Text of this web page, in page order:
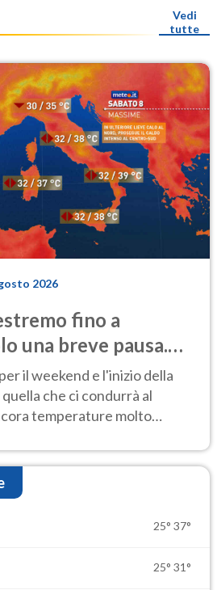
Vedi
tutte
2026
fino a
una breve pausa.
il weekend e l'inizio della
che ci condurrà al
temperature molto
25° 37°
25° 31°